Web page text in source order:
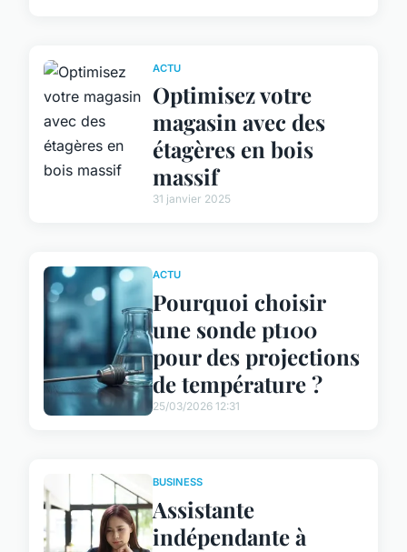
ACTU
Optimisez votre
magasin avec des
étagères en bois
massif
31 janvier 2025
ACTU
Pourquoi choisir
une sonde pt100
pour des projections
de température ?
25/03/2026 12:31
BUSINESS
Assistante
indépendante à